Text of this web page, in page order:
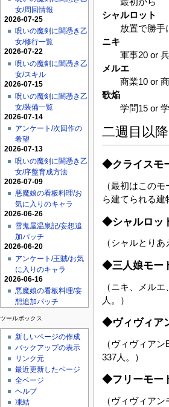
女/周回情報
2026-07-25
呪いの魔剣に闇憑き乙
女/修行一覧
2026-07-22
呪いの魔剣に闇憑き乙
女/スキル
2026-07-15
呪いの魔剣に闇憑き乙
女/装備一覧
2026-07-14
アンケート/次回作の
希望
2026-07-13
呪いの魔剣に闇憑き乙
女/序盤育成方法
2026-07-09
悪魔娘の看板料理/お
気に入りのキャラ
2026-06-26
雪鬼屋温泉記/妄想追
加パッチ
2026-06-20
アンケート/王賊/お気
に入りのキャラ
2026-06-16
悪魔娘の看板料理/妄
想追加パッチ
ツールボックス
新しいページの作成
バックアップの表示
リンク元
最近更新したページ
全ページ
ヘルプ
凍結
シャルロット
放置で勝手
ニキ
軍事20 or
メルエ
商業10 or
歌焔
学問15 or
二週目以
◆クライスモ
（最初はこの
ら建てられる建
◆シャルロッ
（シャルとり
◆三人娘モー
（ニキ、メル
人。）
◆ヴィヴィア
（ヴィヴィア
337人。）
◆フリーモー
（ヴィヴィア